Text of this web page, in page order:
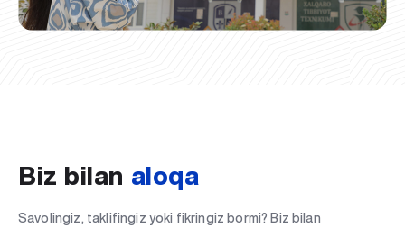
Biz bilan aloqa
Savolingiz, taklifingiz yoki fikringiz bormi? Biz bilan